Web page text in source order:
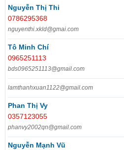
Nguyễn Thị Thi
0786295368
nguyenthi.xkld@gmai.com
Tô Minh Chí
0965251113
bds0965251113@gmail.com
lamthanhxuan1122@gmail.com
Phan Thị Vy
0357123055
phanvy2002qn@gmail.com
Nguyễn Mạnh Vũ